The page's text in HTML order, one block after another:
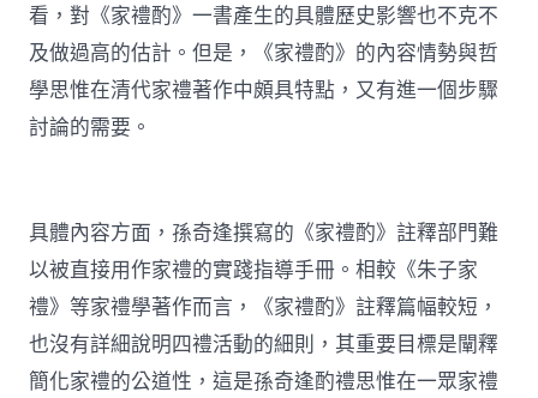
看，對《家禮酌》一書產生的具體歷史影響也不克不
及做過高的估計。但是，《家禮酌》的內容情勢與哲
學思惟在清代家禮著作中頗具特點，又有進一個步驟
討論的需要。
具體內容方面，孫奇逢撰寫的《家禮酌》註釋部門難
以被直接用作家禮的實踐指導手冊。相較《朱子家
禮》等家禮學著作而言，《家禮酌》註釋篇幅較短，
也沒有詳細說明四禮活動的細則，其重要目標是闡釋
簡化家禮的公道性，這是孫奇逢酌禮思惟在一眾家禮